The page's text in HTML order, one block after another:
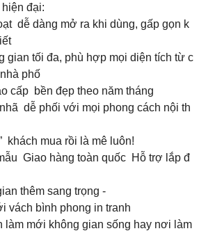
đại:
dễ dàng mở ra khi dùng, gấp gọn k
gian tối đa, phù hợp mọi diện tích từ c
phố
cấp bền đẹp theo năm tháng
dễ phối với mọi phong cách nội th
khách mua rồi là mê luôn!
Giao hàng toàn quốc Hỗ trợ lắp đ
thêm sang trọng -
vách bình phong in tranh
làm mới không gian sống hay nơi làm